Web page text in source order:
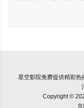
星空影院免费提供精彩热
Copyright ©